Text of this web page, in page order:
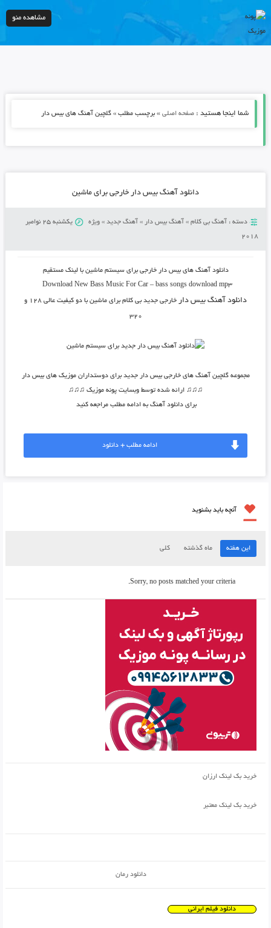
مشاهده منو
شما اینجا هستید : صفحه اصلی» برچسب مطلب » گلچین آهنگ های بیس دار
دانلود آهنگ بیس دار خارجی برای ماشین
دسته : آهنگ بی کلام» آهنگ بیس دار » آهنگ جدید» ویژه
یکشنبه 25 نوامبر
2018
دانلود آهنگ های بیس دار خارجی برای سیستم ماشین با لینک مستقیم
Download New Bass Music For Car – bass songs download mp3
دانلود آهنگ بیس دار خارجی جدید بی کلام برای ماشین با دو کیفیت عالی ۱۲۸ و
۳۲۰
مجموعه گلچین آهنگ های خارجی بیس دار جدید برای دوستداران موزیک های بیس دار
♫♫♫ ارائه شده توسط وبسایت پونه موزیک ♫♫♫
برای دانلود آهنگ به ادامه مطلب مراجعه کنید
ادامه مطلب + دانلود
آنچه باید بشنوید
این هفته ماه گذشته کلی
Sorry, no posts matched your criteria.
خرید بک لینک ارزان
خرید بک لینک معتبر
دانلود رمان
دانلود فیلم ایرانی